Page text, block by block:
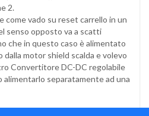
2.
come vado su reset carrello in un
senso opposto va a scatti
che in questo caso è alimentato
dalla motor shield scalda e volevo
Convertitore DC-DC regolabile
separatamente ad una